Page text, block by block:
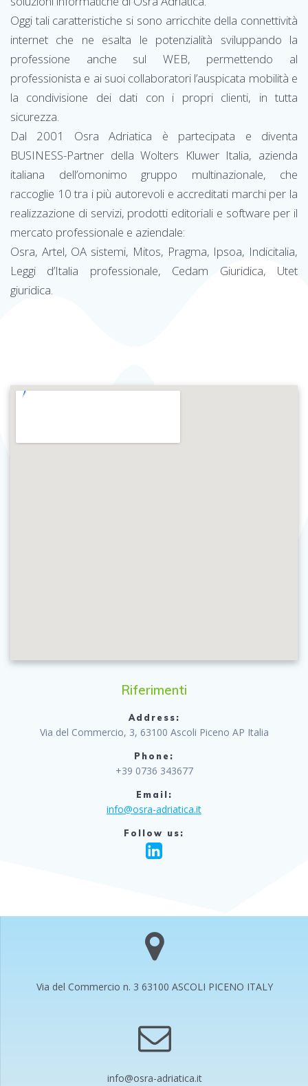
Oggi tali caratteristiche si sono arricchite della connettività
internet che ne esalta le potenzialità sviluppando la
professione anche sul WEB, permettendo al
professionista e ai suoi collaboratori l’auspicata mobilità e
la condivisione dei dati con i propri clienti, in tutta
sicurezza.
Dal 2001 Osra Adriatica è partecipata e diventa
BUSINESS-Partner della Wolters Kluwer Italia, azienda
italiana dell’omonimo gruppo multinazionale, che
raccoglie 10 tra i più autorevoli e accreditati marchi per la
realizzazione di servizi, prodotti editoriali e software per il
mercato professionale e aziendale:
Osra, Artel, OA sistemi, Mitos, Pragma, Ipsoa, Indicitalia,
Leggi d’Italia professionale, Cedam Giuridica, Utet
giuridica.
Riferimenti
Address:
Via del Commercio, 3, 63100 Ascoli Piceno AP Italia
Phone:
+39 0736 343677
Email:
info@osra-adriatica.it
Follow us:
Via del Commercio n. 3 63100 ASCOLI PICENO ITALY
info@osra-adriatica.it